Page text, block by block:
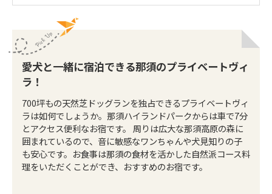
愛犬と一緒に宿泊できる那須のプライベートヴィ
ラ！
700坪もの天然芝ドッグランを独占できるプライベートヴィ
ラは如何でしょうか。那須ハイランドパークからは車で7分
とアクセス便利なお宿です。 周りは広大な那須高原の森に
囲まれているので、音に敏感なワンちゃんや犬見知りの子
も安心です。お食事は那須の食材を活かした自然派コース料
理をいただくことができ、おすすめのお宿です。